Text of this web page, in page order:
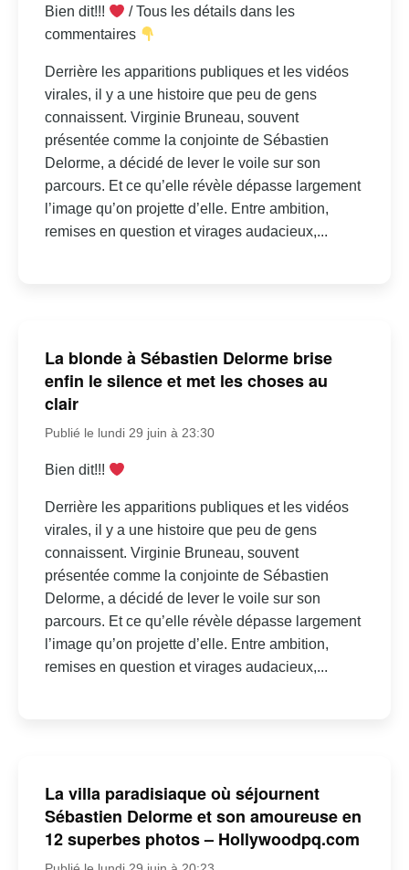
Bien dit!!!
/ Tous les détails dans les
commentaires
Derrière les apparitions publiques et les vidéos
virales, il y a une histoire que peu de gens
connaissent. Virginie Bruneau, souvent
présentée comme la conjointe de Sébastien
Delorme, a décidé de lever le voile sur son
parcours. Et ce qu’elle révèle dépasse largement
l’image qu’on projette d’elle. Entre ambition,
remises en question et virages audacieux,...
La blonde à Sébastien Delorme brise
enfin le silence et met les choses au
clair
Publié le lundi 29 juin à 23:30
Bien dit!!!
Derrière les apparitions publiques et les vidéos
virales, il y a une histoire que peu de gens
connaissent. Virginie Bruneau, souvent
présentée comme la conjointe de Sébastien
Delorme, a décidé de lever le voile sur son
parcours. Et ce qu’elle révèle dépasse largement
l’image qu’on projette d’elle. Entre ambition,
remises en question et virages audacieux,...
La villa paradisiaque où séjournent
Sébastien Delorme et son amoureuse en
12 superbes photos – Hollywoodpq.com